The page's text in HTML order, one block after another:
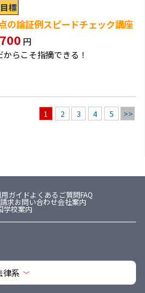
標
の論証例スピードチェック講座
円
らこそ指摘できる！
1 2 3 4 5 >>
用ガイドよくあるご質問FAQ
求お問い合わせ会社案内
学校案内
律系